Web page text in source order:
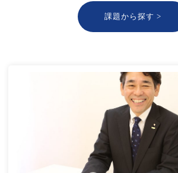
課題から探す >